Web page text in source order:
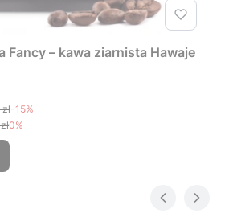
Fancy – kawa ziarnista Hawaje
-15%
0%